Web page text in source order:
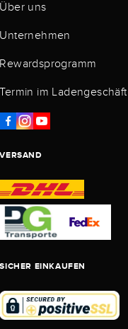
Über uns
Unternehmen
Rewardsprogramm
Termin im Ladengeschäft
VERSAND
SICHER EINKAUFEN